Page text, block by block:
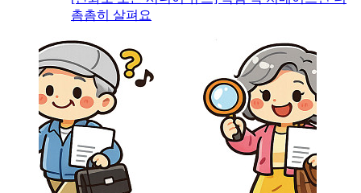
촘촘히 살펴요